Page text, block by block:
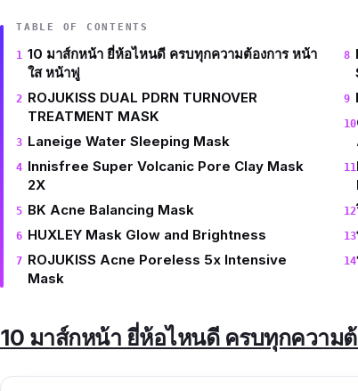
TABLE OF CONTENTS
10 มาส์กหน้า ยี่ห้อไหนดี ครบทุกความต้องการ หน้า
ใส หน้าฟู
ROJUKISS DUAL PDRN TURNOVER
TREATMENT MASK
Laneige Water Sleeping Mask
Innisfree Super Volcanic Pore Clay Mask
2X
BK Acne Balancing Mask
HUXLEY Mask Glow and Brightness
ROJUKISS Acne Poreless 5x Intensive
Mask
10 มาส์กหน้า ยี่ห้อไหนดี ครบทุกความ